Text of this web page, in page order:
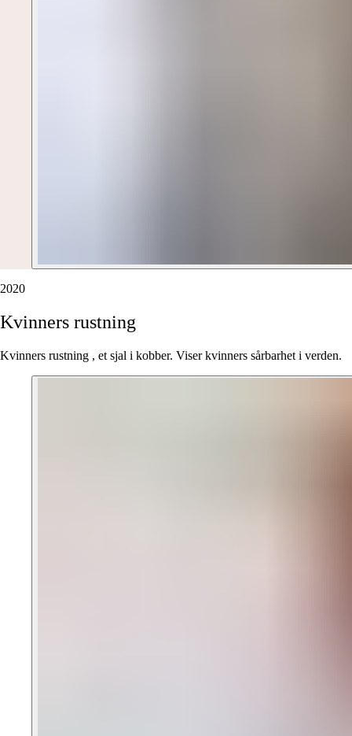
2020
Kvinners rustning
Kvinners rustning , et sjal i kobber. Viser kvinners sårbarhet i verden.